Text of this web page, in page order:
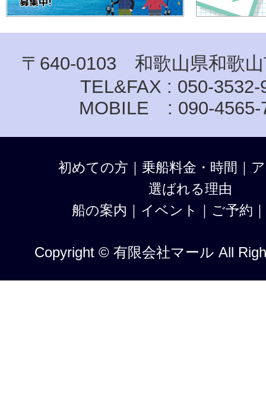
〒640-0103 和歌山県和歌山
TEL&FAX : 050-3532-
MOBILE : 090-4565-
初めての方 ｜ 乗船料金・時間 ｜
選ばれる理由
船の案内 ｜ イベント ｜ ご予約 ｜
Copyright © 有限会社マール All